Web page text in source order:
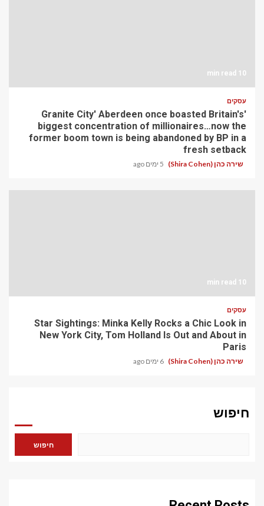
10 min read
עסקים
'Granite City' Aberdeen once boasted Britain's
biggest concentration of millionaires…now the
former boom town is being abandoned by BP in a
fresh setback
שירה כהן (Shira Cohen) 5 ימים ago
10 min read
עסקים
Star Sightings: Minka Kelly Rocks a Chic Look in
New York City, Tom Holland Is Out and About in
Paris
שירה כהן (Shira Cohen) 6 ימים ago
חיפוש
חיפוש